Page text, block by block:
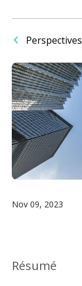
Perspectives
Image
Nov 09, 2023
Résumé